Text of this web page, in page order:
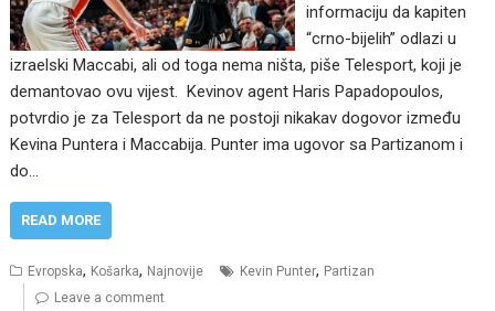
informaciju da kapiten
“crno-bijelih” odlazi u
izraelski Maccabi, ali od toga nema ništa, piše Telesport, koji je
demantovao ovu vijest. Kevinov agent Haris Papadopoulos,
potvrdio je za Telesport da ne postoji nikakav dogovor između
Kevina Puntera i Maccabija. Punter ima ugovor sa Partizanom i
do…
READ MORE
Evropska, Košarka, Najnovije Kevin Punter, Partizan
Leave a comment